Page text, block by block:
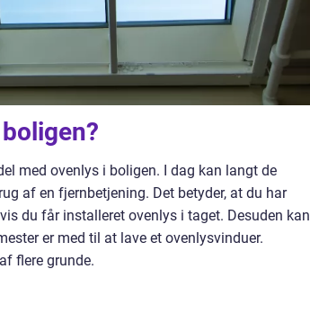
med ovenlys i boligen. I dag kan langt de
af en fjernbetjening. Det betyder, at du har
du får installeret ovenlys i taget. Desuden kan
er med til at lave et ovenlysvinduer.
flere grunde.